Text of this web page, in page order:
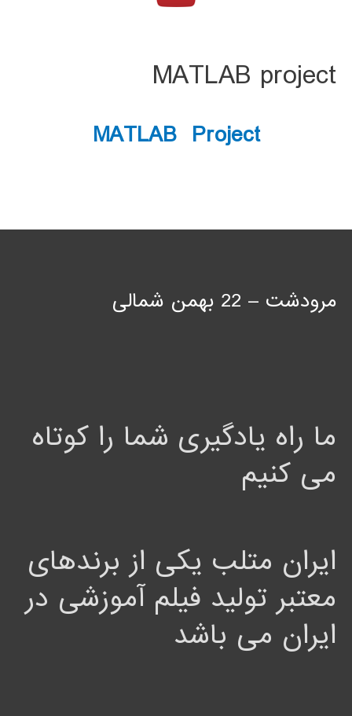
MATLAB project
MATLAB Project
مرودشت – 22 بهمن شمالی
ما راه یادگیری شما را کوتاه
می کنیم
ایران متلب یکی از برندهای
معتبر تولید فیلم آموزشی در
ایران می باشد